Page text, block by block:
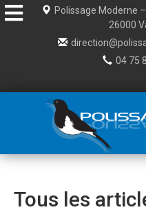
Polissage Moderne
26000
04 75
Aller
au
Tous les